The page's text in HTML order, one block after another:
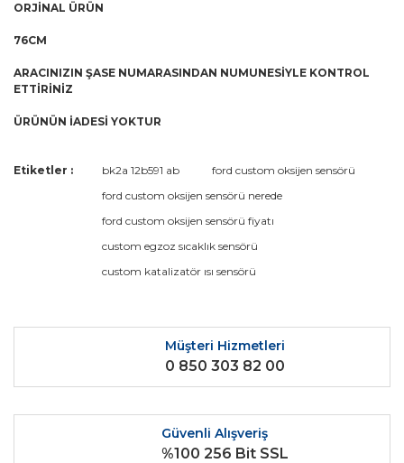
ORJİNAL ÜRÜN
76CM
ARACINIZIN ŞASE NUMARASINDAN NUMUNESİYLE KONTROL
ETTİRİNİZ
ÜRÜNÜN İADESİ YOKTUR
Bu ürüne ilk yorumu siz yapın!
Yorum Yaz
Bu ürünün fiyat bilgisi, resim, ürün açıklamalarında ve diğer
kullanarak tarafımıza iletebilirsiniz.
Görüş ve önerileriniz için teşekkür ederiz.
Ürün fiyatı diğer sitelerden daha pahalı.
Bu ürüne benzer farklı alternatifler olmalı.
Etiketler : bk2a 12b591 ab
ford custom oksijen sensörü
ford custom oksijen sensörü nerede
ford custom oksijen sensörü fiyatı
custom egzoz sıcaklık sensörü
custom katalizatör ısı sensörü
Müşteri Hizmetleri
0 850 303 82 00
Güvenli Alışveriş
%100 256 Bit SSL